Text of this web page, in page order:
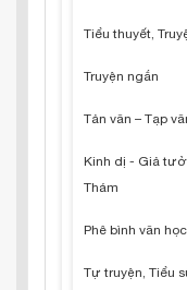
Tiểu thuyết,
Truyện ngắn
Tản văn – Tạp
Kinh dị - Giả
Thám
Phê bình văn học
Tự truyện, Tiểu